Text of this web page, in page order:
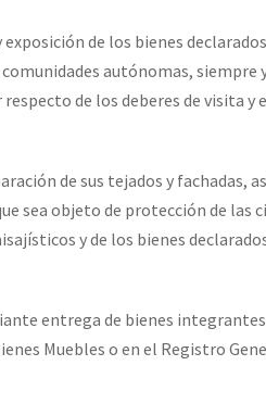
exposición de los bienes
autónomas, siempre
de los deberes de visita y
de sus tejados y fachadas,
sea objeto de protección de las
y de los bienes
entrega de bienes
Muebles o en el Registro